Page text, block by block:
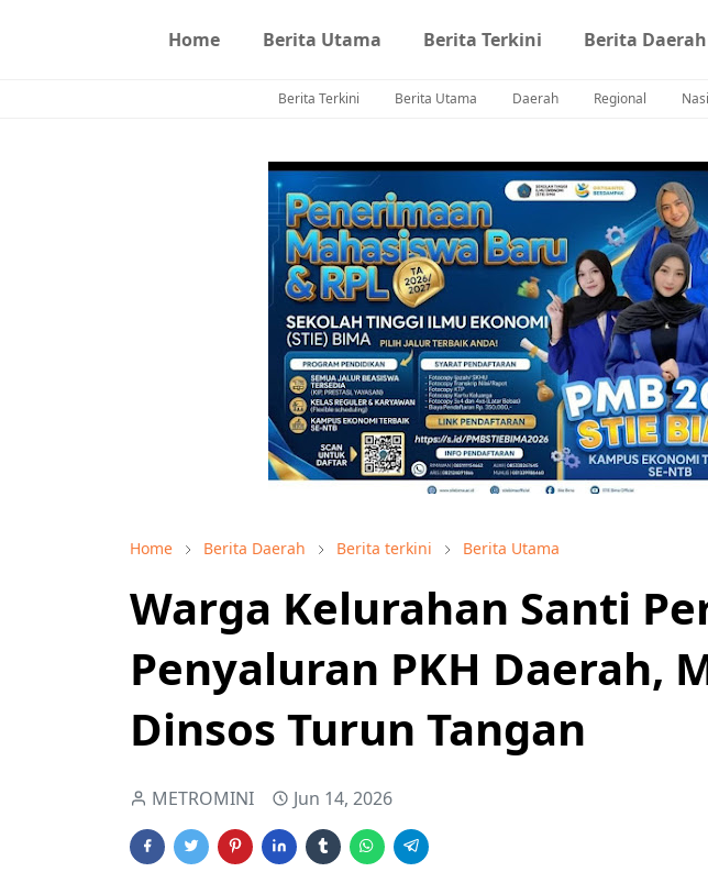
Home Berita Utama Berita Terkini Berita Daerah
Berita Terkini Berita Utama Daerah Regional
Home Berita Daerah Berita terkini Berita Utama
Warga Kelurahan Santi
Penyaluran PKH Daerah,
Dinsos Turun Tangan
METROMINI Jun 14, 2026